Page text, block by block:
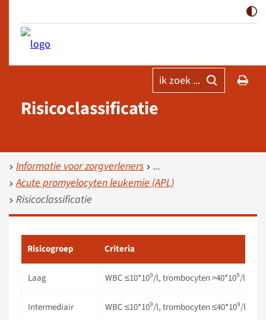
ik zoek ...
Risico­classificatie
Informatie voor zorgverleners
Acute promyelocyten leukemie (APL)
Risicoclassificatie
Risicogroep Criteria
Laag WBC ≤10*109/l, trombocyten >40*109/l
Intermediair WBC ≤10*109/l, trombocyten ≤40*109/l